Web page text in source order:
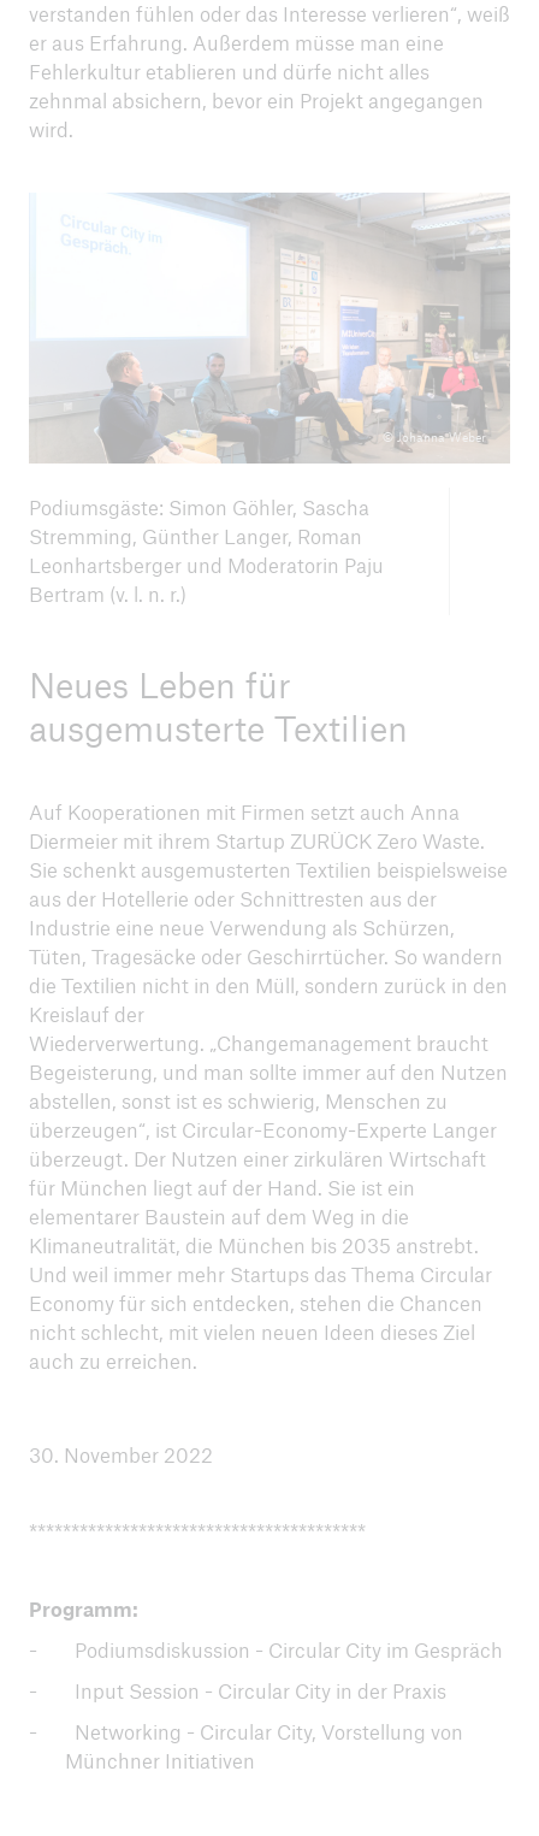
verstanden fühlen oder das Interesse verlieren“, weiß
er aus Erfahrung. Außerdem müsse man eine
Fehlerkultur etablieren und dürfe nicht alles
zehnmal absichern, bevor ein Projekt angegangen
wird.
© Johanna Weber
Podiumsgäste: Simon Göhler, Sascha
Stremming, Günther Langer, Roman
Leonhartsberger und Moderatorin Paju
Bertram (v. l. n. r.)
Neues Leben für
ausgemusterte Textilien
Auf Kooperationen mit Firmen setzt auch Anna
Diermeier mit ihrem Startup ZURÜCK Zero Waste.
Sie schenkt ausgemusterten Textilien beispielsweise
aus der Hotellerie oder Schnittresten aus der
Industrie eine neue Verwendung als Schürzen,
Tüten, Tragesäcke oder Geschirrtücher. So wandern
die Textilien nicht in den Müll, sondern zurück in den
Kreislauf der
Wiederverwertung. „Changemanagement braucht
Begeisterung, und man sollte immer auf den Nutzen
abstellen, sonst ist es schwierig, Menschen zu
überzeugen“, ist Circular-Economy-Experte Langer
überzeugt. Der Nutzen einer zirkulären Wirtschaft
für München liegt auf der Hand. Sie ist ein
elementarer Baustein auf dem Weg in die
Klimaneutralität, die München bis 2035 anstrebt.
Und weil immer mehr Startups das Thema Circular
Economy für sich entdecken, stehen die Chancen
nicht schlecht, mit vielen neuen Ideen dieses Ziel
auch zu erreichen.
30. November 2022
****************************************
Programm:
Podiumsdiskussion - Circular City im Gespräch
Input Session - Circular City in der Praxis
Networking - Circular City, Vorstellung von
Münchner Initiativen